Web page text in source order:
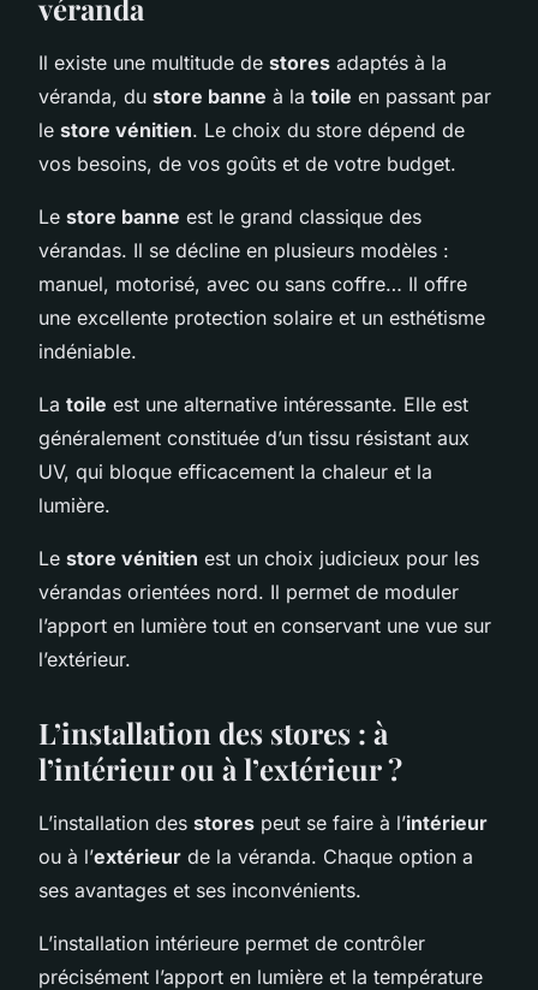
véranda
Il existe une multitude de stores adaptés à la
véranda, du store banne à la toile en passant par
le store vénitien. Le choix du store dépend de
vos besoins, de vos goûts et de votre budget.
Le store banne est le grand classique des
vérandas. Il se décline en plusieurs modèles :
manuel, motorisé, avec ou sans coffre… Il offre
une excellente protection solaire et un esthétisme
indéniable.
La toile est une alternative intéressante. Elle est
généralement constituée d’un tissu résistant aux
UV, qui bloque efficacement la chaleur et la
lumière.
Le store vénitien est un choix judicieux pour les
vérandas orientées nord. Il permet de moduler
l’apport en lumière tout en conservant une vue sur
l’extérieur.
L’installation des stores : à
l’intérieur ou à l’extérieur ?
L’installation des stores peut se faire à l’intérieur
ou à l’extérieur de la véranda. Chaque option a
ses avantages et ses inconvénients.
L’installation intérieure permet de contrôler
précisément l’apport en lumière et la température